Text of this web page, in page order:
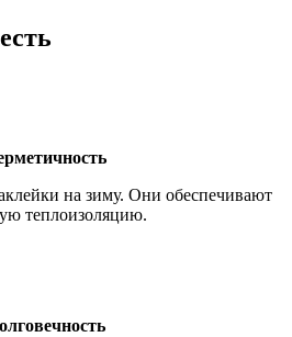
на зиму. Они обеспечивают
теплоизоляцию.